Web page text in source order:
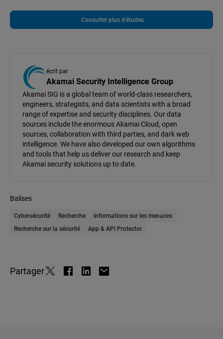
Consulter plus d'études
écrit par
Akamai Security Intelligence Group
Akamai SIG is a global team of world-class researchers,
engineers, strategists, and data scientists with a broad
range of expertise and security disciplines. Our data
sources include the enormous Akamai Cloud, open
sources, collaboration with third parties, and dark web
intelligence. We have also developed our own algorithms
and tools that help us deliver our research and keep
Akamai security solutions up to date.
Balises
Cybersécurité Recherche
Informations sur les menaces
Recherche sur la sécurité
App & API Protector
Partager